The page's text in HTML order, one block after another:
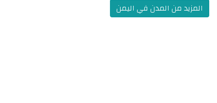
المزيد من المدن في اليمن